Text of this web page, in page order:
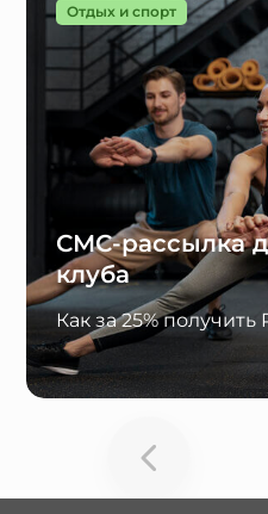
Отдых и спорт
СМС-рассылка
клуба
Как за 25% получить